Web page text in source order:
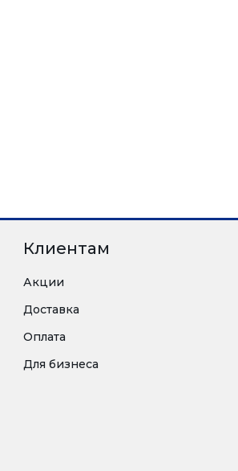
Клиентам
Акции
Доставка
Оплата
Для бизнеса